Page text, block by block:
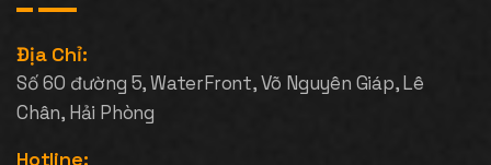
Địa Chỉ:
Số 60 đường 5, WaterFront, Võ Nguyên Giáp, Lê
Chân, Hải Phòng
Hotline: